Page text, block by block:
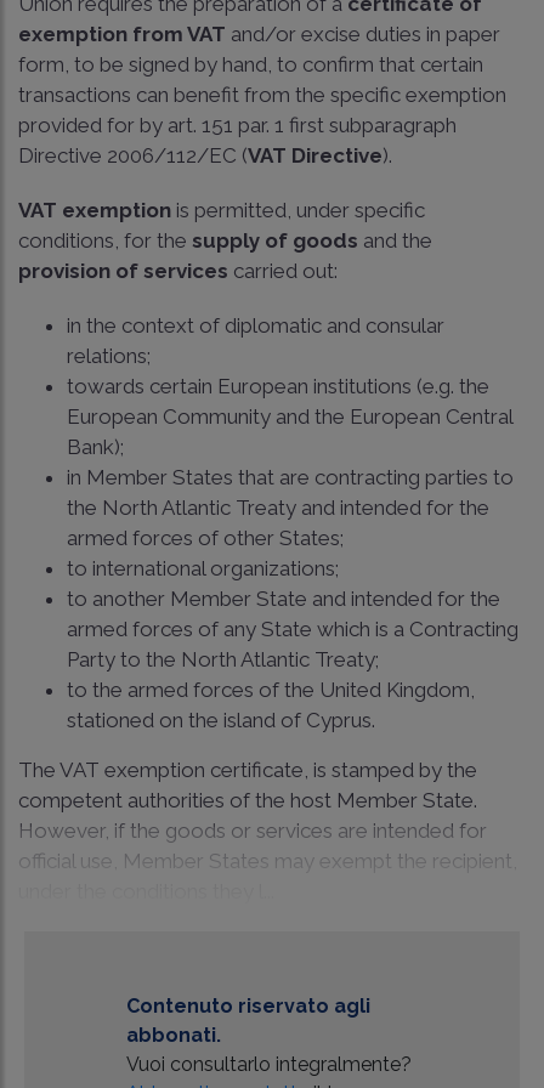
exemption from VAT and/or excise duties in paper
form, to be signed by hand, to confirm that certain
transactions can benefit from the specific exemption
provided for by art. 151 par. 1 first subparagraph
Directive 2006/112/EC (VAT Directive).
VAT exemption is permitted, under specific
conditions, for the supply of goods and the
provision of services carried out:
in the context of diplomatic and consular
relations;
towards certain European institutions (e.g. the
European Community and the European Central
Bank);
in Member States that are contracting parties to
the North Atlantic Treaty and intended for the
armed forces of other States;
to international organizations;
to another Member State and intended for the
armed forces of any State which is a Contracting
Party to the North Atlantic Treaty;
to the armed forces of the United Kingdom,
stationed on the island of Cyprus.
The VAT exemption certificate, is stamped by the
competent authorities of the host Member State.
However, if the goods or services are intended for
official use, Member States may exempt the recipient,
Contenuto riservato agli
abbonati.
Vuoi consultarlo integralmente?